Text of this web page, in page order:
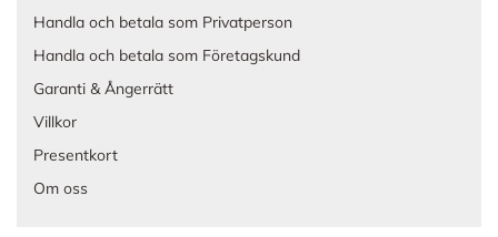
Handla och betala som Privatperson
Handla och betala som Företagskund
Garanti & Ångerrätt
Villkor
Presentkort
Om oss